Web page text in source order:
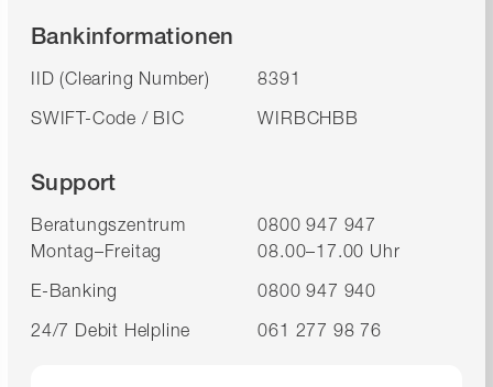
Bankinformationen
IID (Clearing Number)
8391
SWIFT-Code / BIC
WIRBCHBB
Support
Beratungszentrum
0800 947 947
Montag–Freitag
08.00–17.00 Uhr
E-Banking
0800 947 940
24/7 Debit Helpline
061 277 98 76